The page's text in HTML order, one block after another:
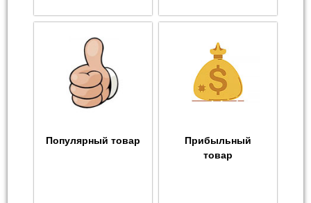
Популярный товар
Прибыльный
товар